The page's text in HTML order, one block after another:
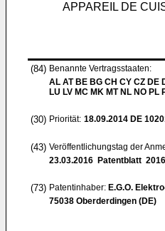
APPAREIL DE
(84) Benannte Vertragsstaaten:
AL AT BE BG CH CY CZ DE
LU LV MC MK MT NL NO PL
(30) Priorität: 18.09.2014 DE
(43) Veröffentlichungstag der
23.03.2016 Patentblatt
(73) Patentinhaber: E.G.O.
75038 Oberderdingen (DE)